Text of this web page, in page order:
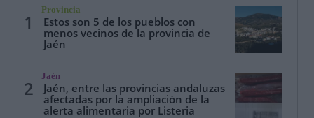
1
Provincia
Estos son 5 de los pueblos con
menos vecinos de la provincia de
Jaén
2
Jaén
Jaén, entre las provincias andaluzas
afectadas por la ampliación de la
alerta alimentaria por Listeria